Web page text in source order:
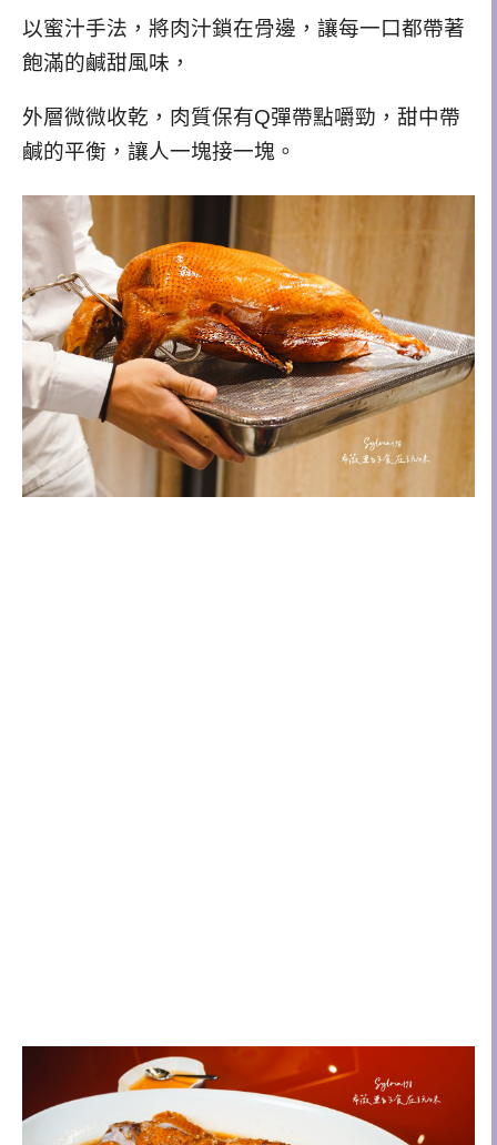
以蜜汁手法，將肉汁鎖在骨邊，讓每一口都帶著
飽滿的鹹甜風味，
外層微微收乾，肉質保有Q彈帶點嚼勁，甜中帶
鹹的平衡，讓人一塊接一塊。